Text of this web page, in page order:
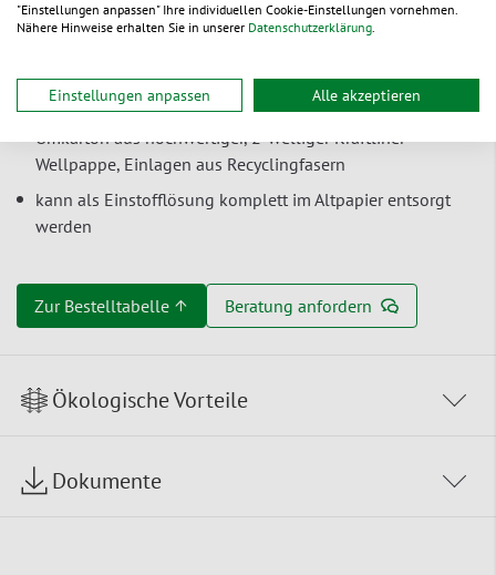
geringes Gewicht – spart Transportkosten
Umkartons flach angeliefert – Faserguss-Einlagen werden
platzsparend ineinander gestapelt geliefert
Umkarton aus hochwertiger, 2-welliger Kraftliner-
Wellpappe, Einlagen aus Recyclingfasern
kann als Einstofflösung komplett im Altpapier entsorgt
werden
Zur Bestelltabelle ↑ Beratung anfordern
Ökologische Vorteile
Dokumente
"Einstellungen anpassen" Ihre individuellen Cookie-Einstellungen vornehmen.
Nähere Hinweise erhalten Sie in unserer Datenschutzerklärung.
Einstellungen anpassen Alle akzeptieren